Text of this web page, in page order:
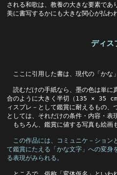
される和歌は、教養の大きな要素であ
美に書写するかにも大きな関心が払わ
ディス
ここに引用した書は、現代の「かな
読むだけの手紙なら、墨の色は単に
合のように大きく半切（135 × 35 cm
ィスプレ－として鑑賞に耐えるもの
としては、それだけの条件・内容・
もちろん、鑑賞に値する写真も絵画
この作品には、コミュニケ－ション
て鑑賞にたえる「かな文字」への変身
る表現がみられる。